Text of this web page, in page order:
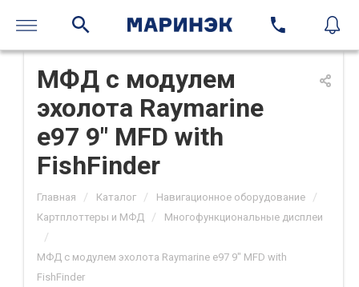
МФД с модулем
эхолота Raymarine
e97 9" MFD with
FishFinder
Главная / Каталог / Навигационное оборудование /
Картплоттеры и МФД / Многофункциональные дисплеи
/
МФД с модулем эхолота Raymarine e97 9" MFD with
FishFinder